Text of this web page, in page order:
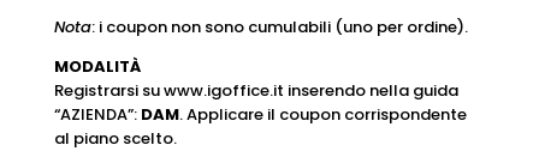
Nota: i coupon non sono cumulabili (uno per ordine).
MODALITÀ
Registrarsi suwww.igoffice.it inserendo nella guida
“AZIENDA”: DAM. Applicare il coupon corrispondente
al piano scelto.